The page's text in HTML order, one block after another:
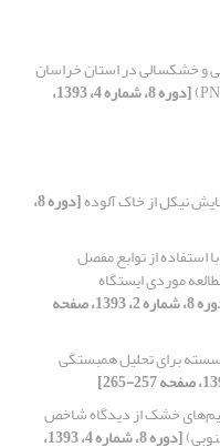
و خشکسالی در استان خراسان
[دوره 8، شماره 4، 1393،
نیکل از خاک آلوده [دوره 8،
استفاده از توابع مفصل
موردی ایستگاه
[دوره 8، شماره 2، 1393، صفحه
برای تحلیل همبستگی
خشک از دیدگاه شاخص
[دوره 8، شماره 4، 1393،